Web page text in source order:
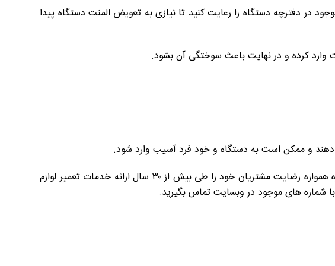
در دفترچه دستگاه را رعایت کنید تا نیازی به تعویض المنت دستگاه پیدا
وارد کرده و در نهایت باعث سوختگی آن بشود.
دهند و ممکن است به دستگاه و خود فرد آسیب وارد شود.
متخصص در تعمیر لوازم خانگی و ارائه دهنده خدمات با کیفیت تعمیراتی و با ضمانت ۹۰ روزه همواره رضایت مشتریان خود را طی بیش از ۳۰ سال ارائه خدمات تعمیر لوازم
شماره های موجود در وبسایت تماس بگیرید.